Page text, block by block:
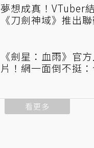
夢想成真！VTuber
《刀劍神域》推出
《劍星：血雨》官
片！網一面倒不挺
看更多